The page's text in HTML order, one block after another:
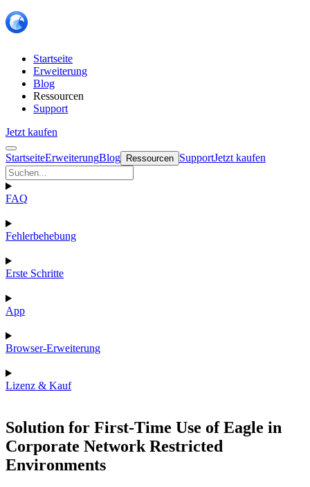
Startseite
Erweiterung
Blog
Ressourcen
Support
Jetzt kaufen
StartseiteErweiterungBlog Ressourcen SupportJetzt kaufen
FAQ
Fehlerbehebung
Erste Schritte
App
Browser-Erweiterung
Lizenz & Kauf
Solution for First-Time Use of Eagle in
Corporate Network Restricted
Environments